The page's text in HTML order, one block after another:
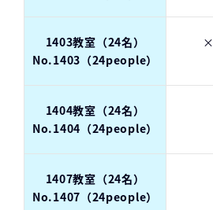
1403教室（24名）
No.1403（24people）
×
1404教室（24名）
No.1404（24people）
1407教室（24名）
No.1407（24people）